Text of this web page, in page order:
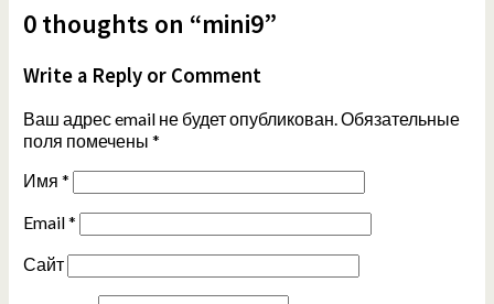
0 thoughts on “mini9”
Write a Reply or Comment
Ваш адрес email не будет опубликован.Обязательные
поля помечены *
Имя *
Email*
Сайт